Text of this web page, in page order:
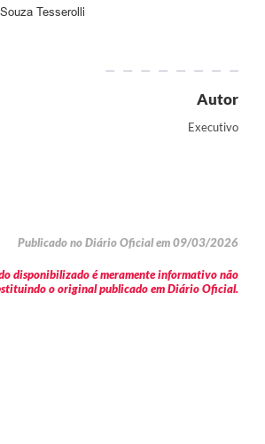
Tesserolli
Autor
Executivo
Publicado no Diário Oficial em 09/03/2026
disponibilizado é meramente informativo não
o original publicado em Diário Oficial.